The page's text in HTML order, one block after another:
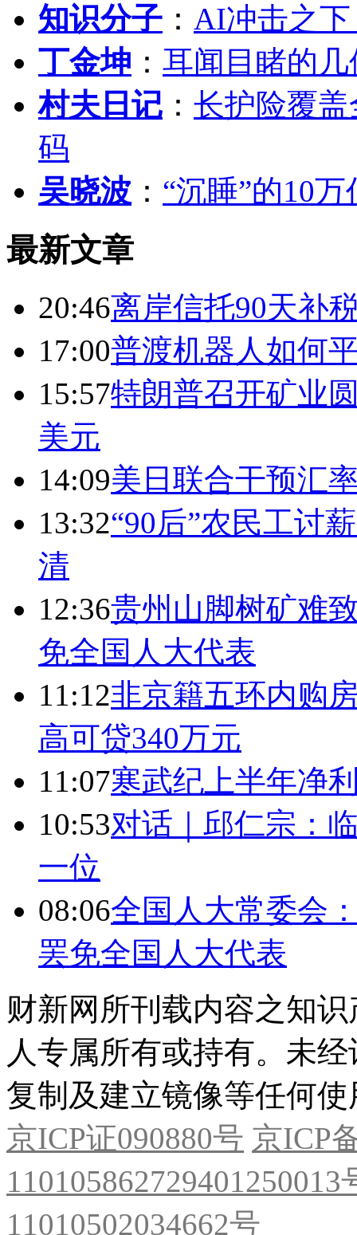
知识分子 ： AI冲击之
丁金坤 ： 耳闻目睹的
村夫日记 ： 长护险覆
码
吴晓波 ： “沉睡”的10
最新文章
20:46离岸信托90天补
17:00普渡机器人如何
15:57特朗普召开矿业
美元
14:09美日联合干预汇
13:32“90后”农民工讨
清
12:36贵州山脚树矿难
免全国人大代表
11:12非京籍五环内购
高可贷340万元
11:07寒武纪上半年净
10:53对话｜邱仁宗：
一位
08:06全国人大常委会
罢免全国人大代表
财新网所刊载内容之知
人专属所有或持有。未
复制及建立镜像等任何使
京ICP证090880号 京ICP
11010502034662号